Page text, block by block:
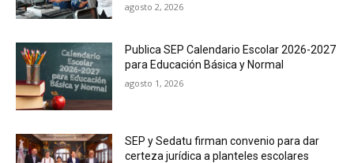
agosto 2, 2026
Publica SEP Calendario Escolar 2026-2027
para Educación Básica y Normal
agosto 1, 2026
SEP y Sedatu firman convenio para dar
certeza jurídica a planteles escolares